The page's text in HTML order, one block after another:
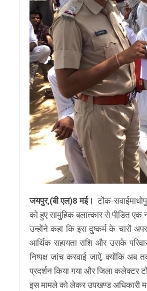
जयपुर,(बी एल)8 मई। टोंक-
को हुए सामुहिक बलात्कार से पीडि़त
उन्होंने कहा कि इस दुष्कर्म के चारों
आर्थिक सहायता राशि और उसके
निष्पक्ष जांच करवाई जाऐं, क्योंकि अब
प्रदर्शन किया गया और जिला कलेक्टर
इस मामले को लेकर उपखण्ड अधिकारी